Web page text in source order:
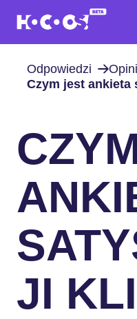
Odpowiedzi
Czym jest ankieta
JI